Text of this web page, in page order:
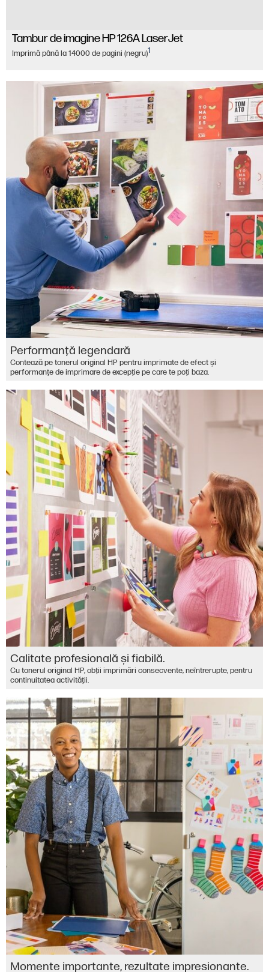
Tambur de imagine HP 126A LaserJet
Imprimă până la 14000 de pagini (negru)1
Performanţă legendară
Contează pe tonerul original HP pentru imprimate de efect şi
performanţe de imprimare de excepţie pe care te poţi baza.
Calitate profesională şi fiabilă.
Cu tonerul original HP, obţii imprimări consecvente, neîntrerupte, pentru
continuitatea activităţii.
Momente importante, rezultate impresionante.